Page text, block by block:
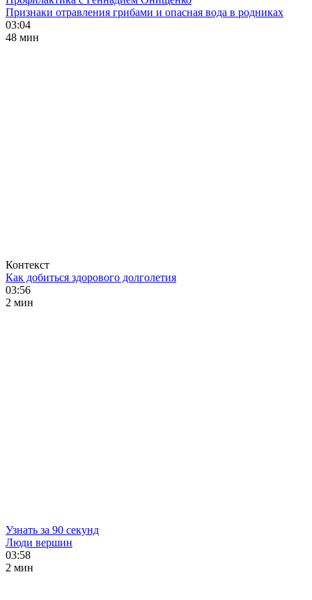
Признаки отравления грибами и опасная вода в родниках
03:04
48 мин
Контекст
Как добиться здорового долголетия
03:56
2 мин
Узнать за 90 секунд
Люди вершин
03:58
2 мин